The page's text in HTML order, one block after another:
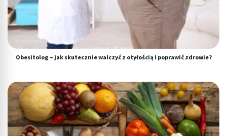
Obesitolog – jak skutecznie walczyć z otyłością i poprawić zdrowie?